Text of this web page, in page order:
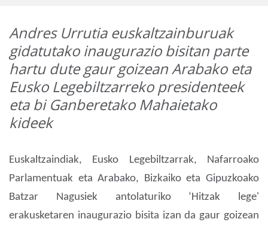
Andres Urrutia euskaltzainburuak
gidatutako inaugurazio bisitan parte
hartu dute gaur goizean Arabako eta
Eusko Legebiltzarreko presidenteek
eta bi Ganberetako Mahaietako
kideek
Euskaltzaindiak, Eusko Legebiltzarrak, Nafarroako
Parlamentuak eta Arabako, Bizkaiko eta Gipuzkoako
Batzar Nagusiek antolaturiko ‘Hitzak lege'
erakusketaren inaugurazio bisita izan da gaur goizean